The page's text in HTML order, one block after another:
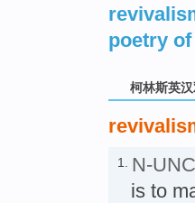
poetry
柯林斯英
1. N-
is to